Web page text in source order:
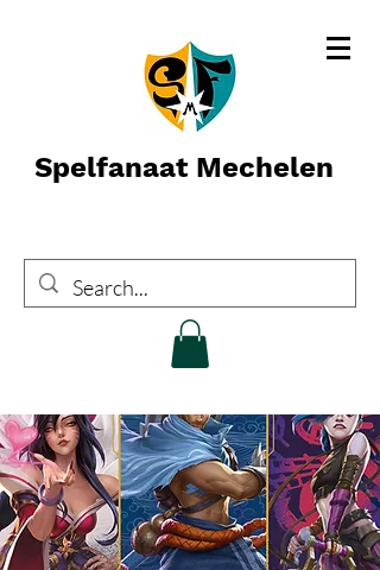
Spelfanaat Mechelen